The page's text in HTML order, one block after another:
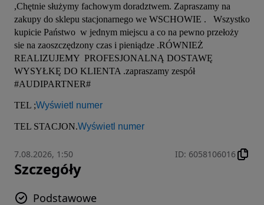
,Chętnie służymy fachowym doradztwem. Zapraszamy na
zakupy do sklepu stacjonarnego we WSCHOWIE .   Wszystko
kupicie Państwo  w jednym miejscu a co na pewno przełoży
sie na zaoszczędzony czas i pieniądze .RÓWNIEŻ
REALIZUJEMY  PROFESJONALNĄ DOSTAWĘ
WYSYŁKĘ DO KLIENTA .zapraszamy zespół
#AUDIPARTNER#
TEL ;Wyświetl numer
TEL STACJON.Wyświetl numer
7.08.2026, 1:50 ID: 6058106016
Szczegóły
Podstawowe